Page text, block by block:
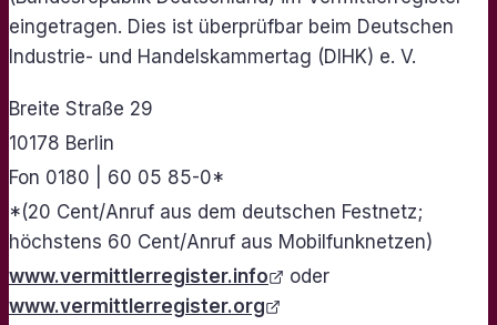
eingetragen. Dies ist überprüfbar beim Deutschen
Industrie- und Handelskammertag (DIHK) e. V.
Breite Straße 29
10178 Berlin
Fon 0180 | 60 05 85-0*
*(20 Cent/Anruf aus dem deutschen Festnetz;
höchstens 60 Cent/Anruf aus Mobilfunknetzen)
www.vermittlerregister.info
oder
www.vermittlerregister.org